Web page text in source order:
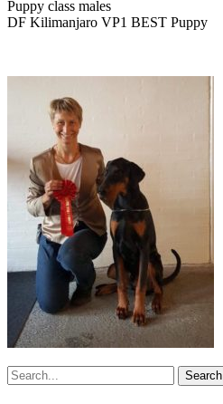
Puppy class males
DF Kilimanjaro VP1 BEST Puppy
Search